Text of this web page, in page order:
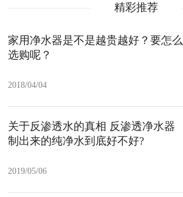
精彩推荐
家用净水器是不是越贵越好？要怎么
选购呢？
2018/04/04
关于反渗透水的真相 反渗透净水器
制出来的纯净水到底好不好?
2019/05/06